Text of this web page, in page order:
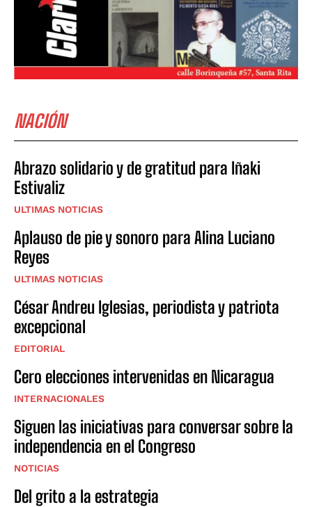
NACIÓN
Abrazo solidario y de gratitud para Iñaki
Estivaliz
ULTIMAS NOTICIAS
Aplauso de pie y sonoro para Alina Luciano
Reyes
ULTIMAS NOTICIAS
César Andreu Iglesias, periodista y patriota
excepcional
EDITORIAL
Cero elecciones intervenidas en Nicaragua
INTERNACIONALES
Siguen las iniciativas para conversar sobre la
independencia en el Congreso
NOTICIAS
Del grito a la estrategia